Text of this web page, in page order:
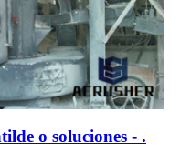
o soluciones - .